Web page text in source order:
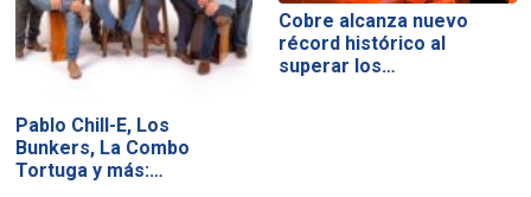
Pablo Chill-E, Los
Bunkers, La Combo
Tortuga y más:…
Cobre alcanza nuevo
récord histórico al
superar los…